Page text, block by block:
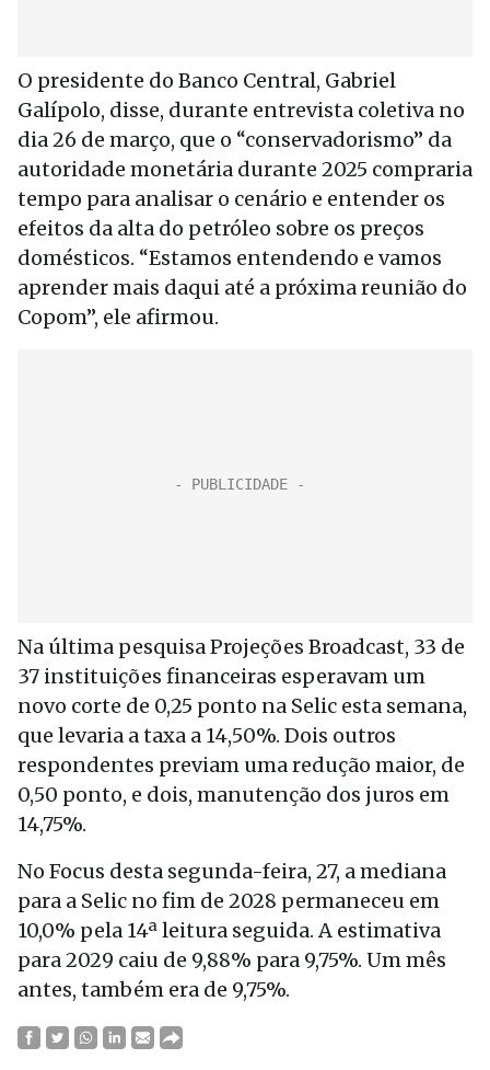
O presidente do Banco Central, Gabriel
Galípolo, disse, durante entrevista coletiva no
dia 26 de março, que o “conservadorismo” da
autoridade monetária durante 2025 compraria
tempo para analisar o cenário e entender os
efeitos da alta do petróleo sobre os preços
domésticos. “Estamos entendendo e vamos
aprender mais daqui até a próxima reunião do
Copom”, ele afirmou.
Na última pesquisa Projeções Broadcast, 33 de
37 instituições financeiras esperavam um
novo corte de 0,25 ponto na Selic esta semana,
que levaria a taxa a 14,50%. Dois outros
respondentes previam uma redução maior, de
0,50 ponto, e dois, manutenção dos juros em
14,75%.
No Focus desta segunda-feira, 27, a mediana
para a Selic no fim de 2028 permaneceu em
10,0% pela 14ª leitura seguida. A estimativa
para 2029 caiu de 9,88% para 9,75%. Um mês
antes, também era de 9,75%.